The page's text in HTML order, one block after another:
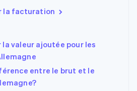
la facturation
la valeur ajoutée pour les
entre le brut et le
文